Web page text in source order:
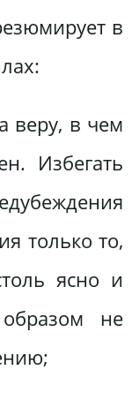
в
веру, в чем
Избегать
только то,
ясно и
не